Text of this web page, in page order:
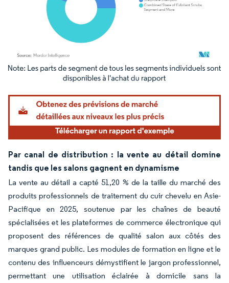
Image © Mordor Intelligence. La réutilisation nécessite une attribution sous CC BY
Par canal de distribution : la vente au détail domine
tandis que les salons gagnent en dynamisme
La vente au détail a capté 51,20 % de la taille du marché des
produits professionnels de traitement du cuir chevelu en Asie-
Pacifique en 2025, soutenue par les chaînes de beauté
spécialisées et les plateformes de commerce électronique qui
proposent des références de qualité salon aux côtés des
marques grand public. Les modules de formation en ligne et le
contenu des influenceurs démystifient le jargon professionnel,
permettant une utilisation éclairée à domicile sans la